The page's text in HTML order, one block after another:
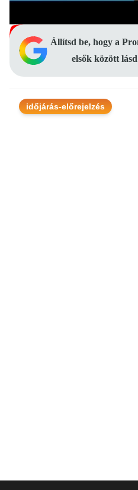
Állítsd be, hogy a
elsők között
időjárás-előrejelzés